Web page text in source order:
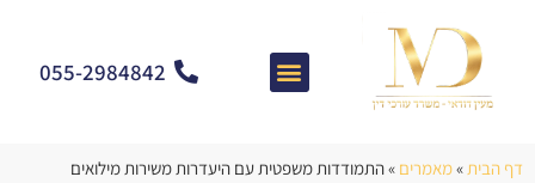
055-2984842
דף הבית»מאמרים »התמודדות משפטית עם היעדרות משירות מילואים